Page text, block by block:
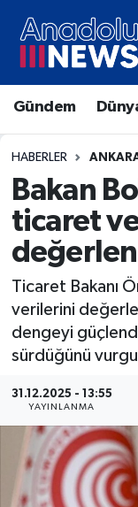
Gündem
HABERLER
Bakan
ticaret
Ticaret Bakanı
verilerini
dengeyi
sürdüğünü
31.12.2025 - 13:55
YAYINLANMA
Hava Durumu
Trafik
Süper Lig
Tüm
Son Dakika
Haber Arşivi